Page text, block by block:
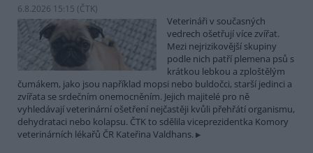
6.8.2026 15:15 (ČTK)
Veterináři v současných
vedrech ošetřují více zvířat.
Mezi nejrizikovější skupiny
podle nich patří plemena psů s
krátkou lebkou a zploštělým
čumákem, jako jsou například mopsi nebo buldočci, starší jedinci a
zvířata se srdečním onemocněním. Jejich majitelé pro ně
vyhledávají veterinární ošetření nejčastěji kvůli přehřátí organismu,
dehydrataci nebo kolapsu. ČTK to sdělila viceprezidentka Komory
veterinárních lékařů ČR Kateřina Valdhans.